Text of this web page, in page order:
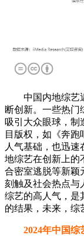
中国内地综艺近
断创新。一些热门
吸引大众眼球，制
目版权，如《奔
人气基础，也迅速
地综艺在创新上的
合密室逃脱等新颖
刻触及社会热点与
综艺的高人气，是
的结果，未来，综
2024年中国